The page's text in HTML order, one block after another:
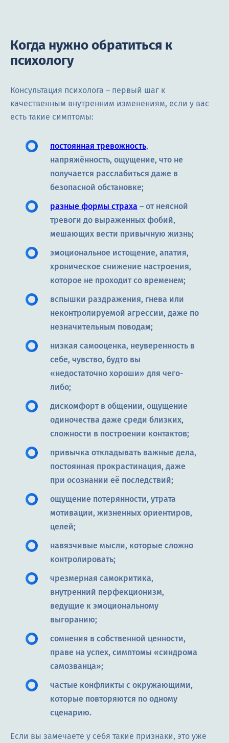
Когда нужно обратиться к
психологу
Консультация психолога – первый шаг к
качественным внутренним изменениям, если у вас
есть такие симптомы:
постоянная тревожность,
напряжённость, ощущение, что не
получается расслабиться даже в
безопасной обстановке;
разные формы страха – от неясной
тревоги до выраженных фобий,
мешающих вести привычную жизнь;
эмоциональное истощение, апатия,
хроническое снижение настроения,
которое не проходит со временем;
вспышки раздражения, гнева или
неконтролируемой агрессии, даже по
незначительным поводам;
низкая самооценка, неуверенность в
себе, чувство, будто вы
«недостаточно хороши» для чего-
либо;
дискомфорт в общении, ощущение
одиночества даже среди близких,
сложности в построении контактов;
привычка откладывать важные дела,
постоянная прокрастинация, даже
при осознании её последствий;
ощущение потерянности, утрата
мотивации, жизненных ориентиров,
целей;
навязчивые мысли, которые сложно
контролировать;
чрезмерная самокритика,
внутренний перфекционизм,
ведущие к эмоциональному
выгоранию;
сомнения в собственной ценности,
праве на успех, симптомы «синдрома
самозванца»;
частые конфликты с окружающими,
которые повторяются по одному
сценарию.
Если вы замечаете у себя такие признаки, это уже